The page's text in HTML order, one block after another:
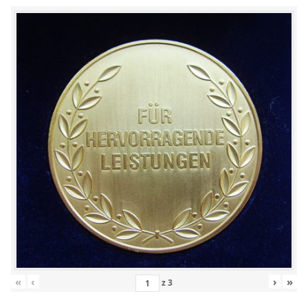
« ‹ z3 › »